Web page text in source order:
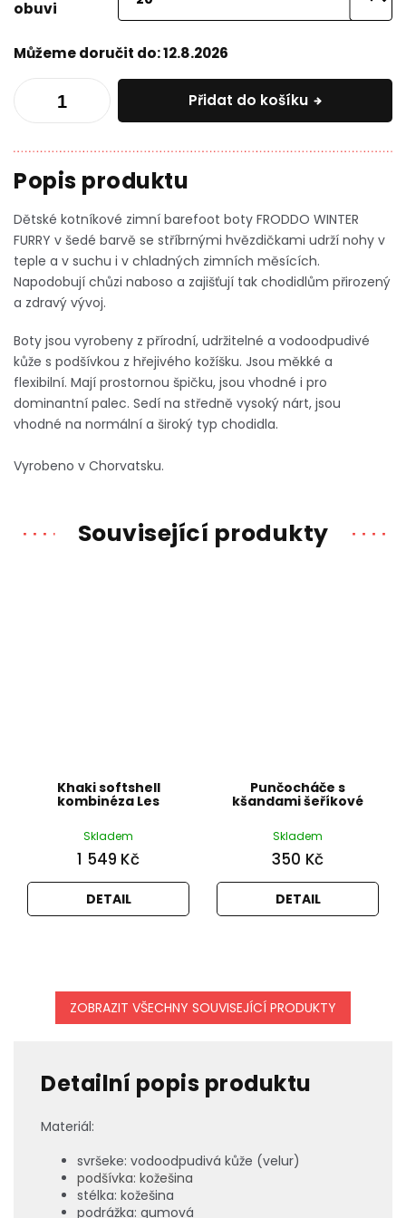
obuvi
Můžeme doručit do:12.8.2026
Přidat do košíku
Dětské kotníkové zimní barefoot boty FRODDO WINTER
FURRY v šedé barvě se stříbrnými hvězdičkami udrží nohy v
teple a v suchu i v chladných zimních měsících.
Napodobují chůzi naboso a zajišťují tak chodidlům přirozený
a zdravý vývoj.
Boty jsou vyrobeny z přírodní, udržitelné a vodoodpudivé
kůže s podšívkou z hřejivého kožíšku. Jsou měkké a
flexibilní. Mají prostornou špičku, jsou vhodné i pro
dominantní palec. Sedí na středně vysoký nárt, jsou
vhodné na normální a široký typ chodidla.
Vyrobeno v Chorvatsku.
Související produkty
Khaki softshell
kombinéza Les
Skladem
1 549 Kč
DETAIL
Punčocháče s
kšandami šeříkové
Skladem
350 Kč
DETAIL
ZOBRAZIT VŠECHNY SOUVISEJÍCÍ PRODUKTY
Detailní popis produktu
Materiál:
svršeke: vodoodpudivá kůže (velur)
podšívka: kožešina
stélka: kožešina
podrážka: gumová